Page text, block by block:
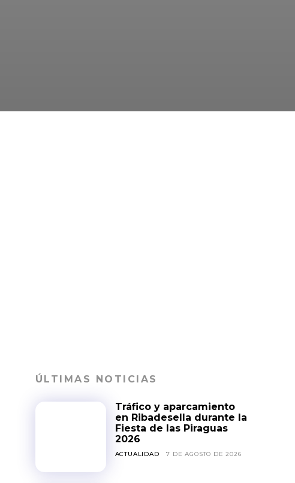
ÚLTIMAS NOTICIAS
Tráfico y aparcamiento
en Ribadesella durante la
Fiesta de las Piraguas
2026
ACTUALIDAD 7 DE AGOSTO DE 2026